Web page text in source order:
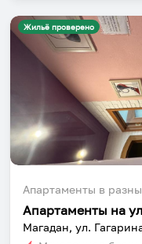
Жильё проверено
Апартаменты в
Апартаменты на
Магадан, ул.